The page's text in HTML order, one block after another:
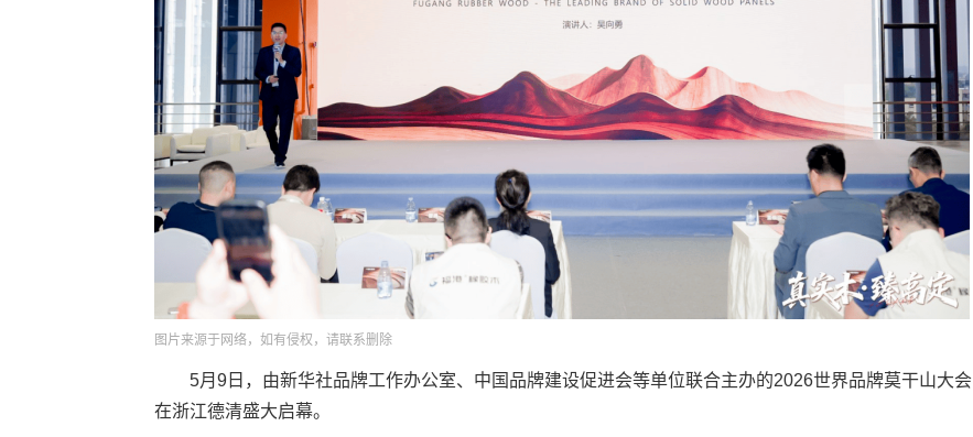
图片来源于网络，如有侵权，请联系删除
5月9日，由新华社品牌工作办公室、中国品牌建设促进会等单位联合主办的2026世界品牌莫干山大会
在浙江德清盛大启幕。